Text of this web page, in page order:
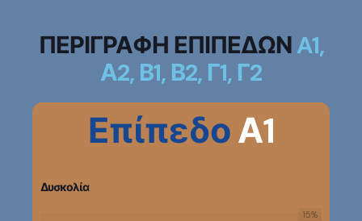
ΠΕΡΙΓΡΑΦΗ ΕΠΙΠΕΔΩΝA1,
Α2, Β1, Β2, Γ1, Γ2
ΕπίπεδοΑ1
Δυσκολία
15%